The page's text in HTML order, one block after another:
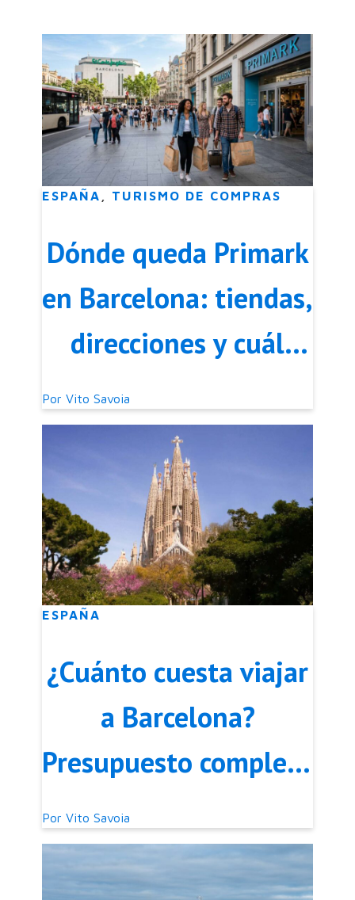
ESPAÑA TURISMO DE COMPRAS
Dónde queda Primark
en Barcelona: tiendas,
direcciones y cuál
Por Vito Savoia
ESPAÑA
¿Cuánto cuesta viajar
a Barcelona?
Presupuesto completo
para 2026
Por Vito Savoia